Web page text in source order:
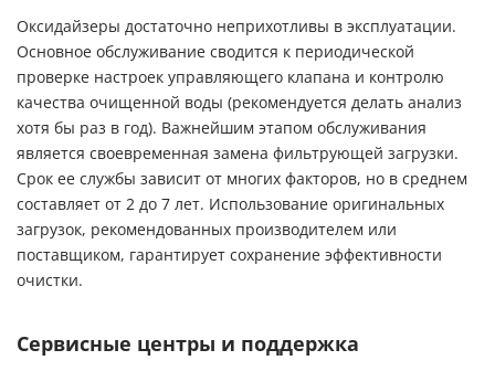
Оксидайзеры достаточно неприхотливы в эксплуатации.
Основное обслуживание сводится к периодической
проверке настроек управляющего клапана и контролю
качества очищенной воды (рекомендуется делать анализ
хотя бы раз в год). Важнейшим этапом обслуживания
является своевременная замена фильтрующей загрузки.
Срок ее службы зависит от многих факторов, но в среднем
составляет от 2 до 7 лет. Использование оригинальных
загрузок, рекомендованных производителем или
поставщиком, гарантирует сохранение эффективности
очистки.
Сервисные центры и поддержка